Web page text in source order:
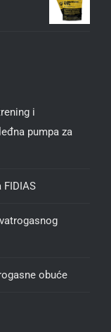
i
pumpa za
obuće